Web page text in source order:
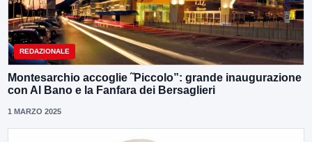
REDAZIONALE
Montesarchio accoglie ˜Piccolo”: grande inaugurazione
con Al Bano e la Fanfara dei Bersaglieri
1 MARZO 2025